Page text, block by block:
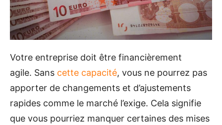
Votre entreprise doit être financièrement
agile. Sans cette capacité, vous ne pourrez pas
apporter de changements et d’ajustements
rapides comme le marché l’exige. Cela signifie
que vous pourriez manquer certaines des mises